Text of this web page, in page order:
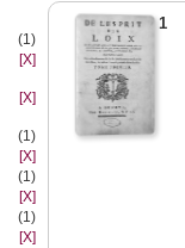
(1)
[X]
[X]
(1)
[X]
(1)
[X]
(1)
[X]
1